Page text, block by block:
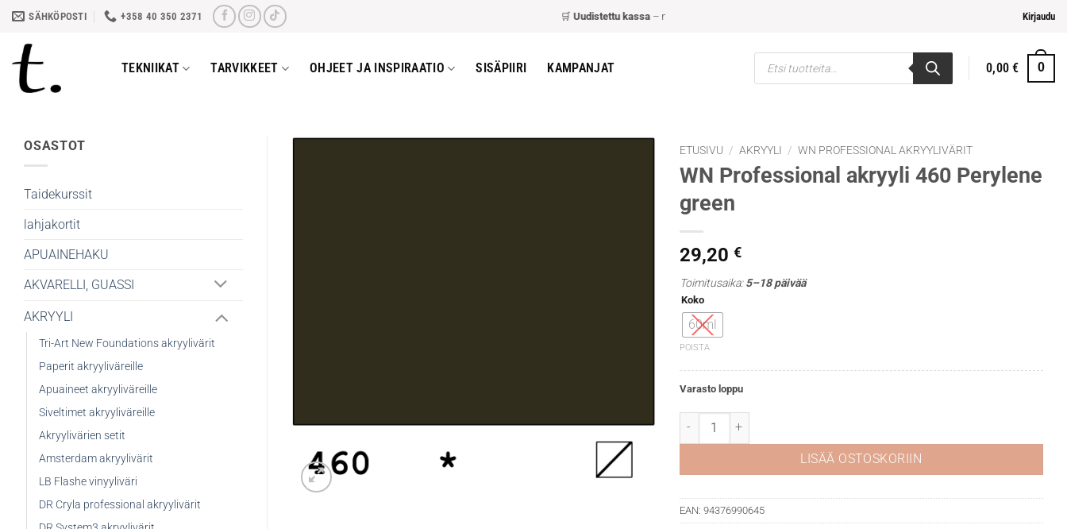
Skip
content
SÄHKÖPOSTI +358 40 350 2371 Uudistettu kassa– nopeampi ja helpompi maksaminen Kirjaudu
TEKNIIKAT TARVIKKEET OHJEET JA INSPIRAATIO SISÄPIIRI KAMPANJAT
Products
search
0,00€ 0
OSASTOT
Taidekurssit
lahjakortit
APUAINEHAKU
AKVARELLI, GUASSI
AKRYYLI
Tri-Art New Foundations akryylivärit
Paperit akryyliväreille
Apuaineet akryyliväreille
Siveltimet akryyliväreille
Akryylivärien setit
Amsterdam akryylivärit
LB Flashe vinyyliväri
DR Cryla professional akryylivärit
ETUSIVU / AKRYYLI / WN PROFESSIONAL AKRYYLIVÄRIT
WN Professional akryyli 460 Perylene
green
29,20 €
Toimitusaika:5–18 päivää
Koko
60ml
POISTA
Varasto loppu
WN Professional akryyli 460 Perylene green määrä
LISÄÄ OSTOSKORIIN
EAN: 94376990645